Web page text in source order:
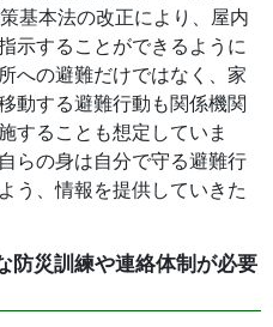
基本法の改正により、屋内
示することができるように
への避難だけではなく、家
動する避難行動も関係機関
することも想定していま
らの身は自分で守る避難行
う、情報を提供していきた
防災訓練や連絡体制が必要